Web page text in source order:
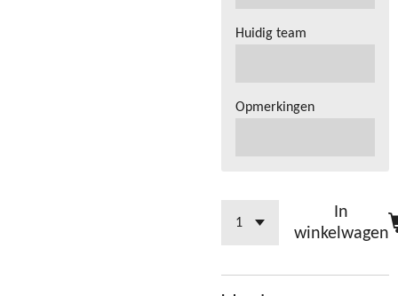
Huidig team
Opmerkingen
In
winkelwagen